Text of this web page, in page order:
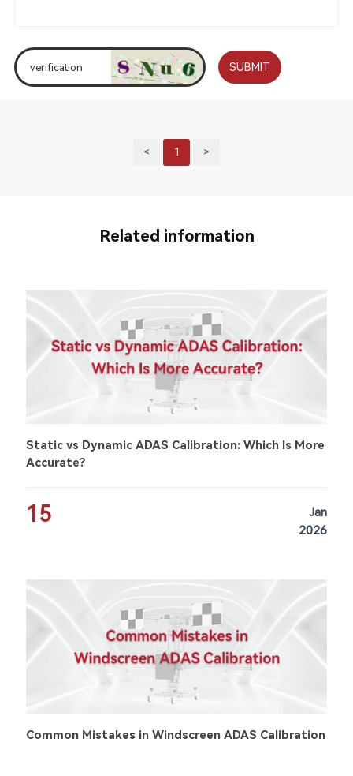
SUBMIT
< 1 >
Related information
Static vs Dynamic ADAS Calibration: Which Is More
Accurate?
15
Jan
2026
Common Mistakes in Windscreen ADAS Calibration